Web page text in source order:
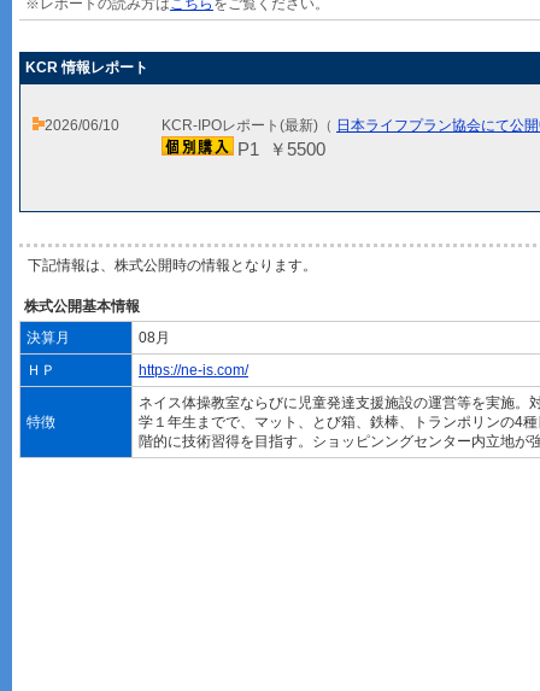
※レポートの読み方はこちら をご覧ください。
KCR 情報レポート
2026/06/10 KCR-IPOレポート(最新)（ 日本ライフプラン協会にて公
P1 ￥5500
下記情報は、株式公開時の情報となります。
株式公開基本情報
決算月
08月
ＨＰ
https://ne-is.com/
特徴
ネイス体操教室ならびに児童発達支援施設の運営等を実施。
学１年生までで、マット、とび箱、鉄棒、トランポリンの4
階的に技術習得を目指す。ショッピンングセンター内立地が